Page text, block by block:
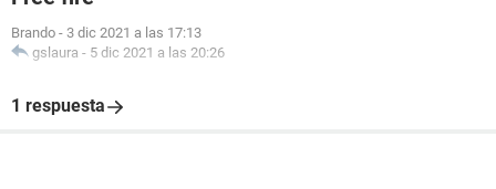
Brando - 3 dic 2021 a las 17:13
gslaura - 5 dic 2021 a las 20:26
1 respuesta